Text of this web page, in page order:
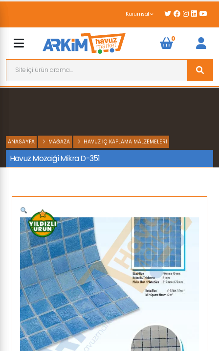
Kurumsal
0
ANASAYFA MAĞAZA HAVUZ İÇ KAPLAMA MALZEMELERI
Havuz Mozaiği Mikra D-351